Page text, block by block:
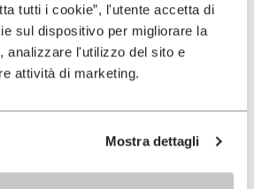
tutti i cookie”, l'utente accetta di
sul dispositivo per migliorare la
analizzare l'utilizzo del sito e
attività di marketing.
Mostra dettagli
un composé de gomme hautes